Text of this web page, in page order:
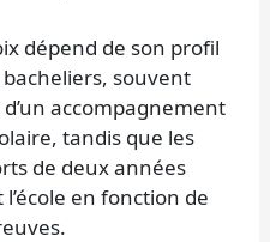
dépend de son profil
souvent
accompagnement
tandis que les
de deux années
en fonction de